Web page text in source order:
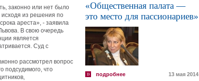
законно или нет было
исходя из решения по
ареста», - заявила
В свою очередь
является
Суд с
рассмотрел вопрос
подсудимого, что
«Общественная палата —
это место для пассионариев»
подробнее 13 мая 2014